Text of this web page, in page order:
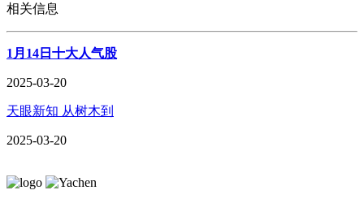
相关信息
1月14日十大人气股
2025-03-20
天眼新知 从树木到
2025-03-20